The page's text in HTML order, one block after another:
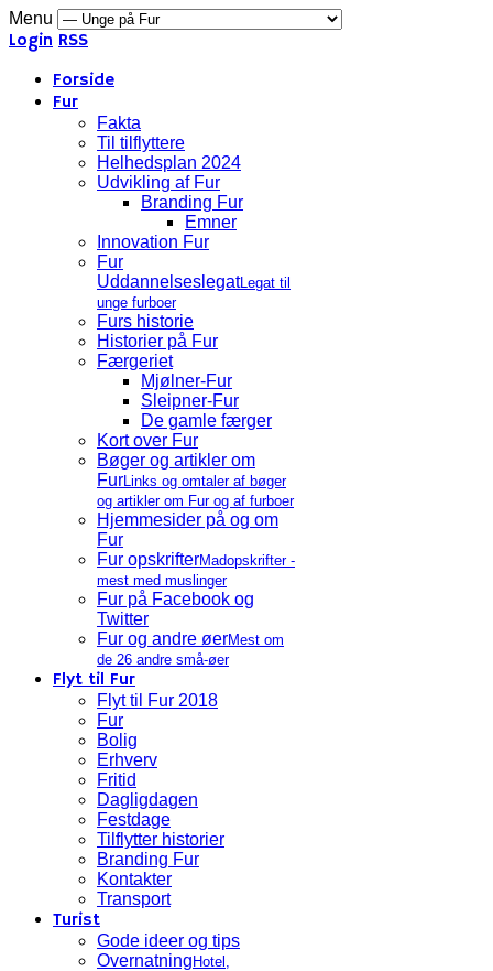
Menu
Login RSS
Forside
Fur
Fakta
Til tilflyttere
Helhedsplan 2024
Udvikling af Fur
Branding Fur
Emner
Innovation Fur
Fur
UddannelseslegatLegat til
unge furboer
Furs historie
Historier på Fur
Færgeriet
Mjølner-Fur
Sleipner-Fur
De gamle færger
Kort over Fur
Bøger og artikler om
FurLinks og omtaler af bøger
og artikler om Fur og af furboer
Hjemmesider på og om
Fur
Fur opskrifterMadopskrifter -
mest med muslinger
Fur på Facebook og
Twitter
Fur og andre øerMest om
de 26 andre små-øer
Flyt til Fur
Flyt til Fur 2018
Fur
Bolig
Erhverv
Fritid
Dagligdagen
Festdage
Tilflytter historier
Branding Fur
Kontakter
Transport
Turist
Gode ideer og tips
Overnatning Hotel,